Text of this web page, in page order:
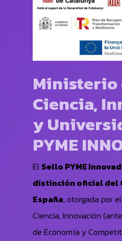
Ministerio
Ciencia,
y
PYME
El Sello PYME
distinción oficial del
España, otorgada por
Ciencia, Innovación
de Economía y